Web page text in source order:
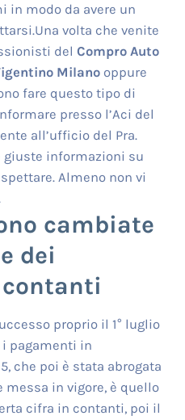
in modo da avere un
volta che venite
del Compro Auto
Milanooppure
fare questo tipo di
presso l’Aci del
all’ufficio del Pra.
giuste informazioni su
Almeno non vi
cambiate
dei
proprio il 1° luglio
i pagamenti in
che poi è stata abrogata
messa in vigore, è quello
cifra in contanti, poi il